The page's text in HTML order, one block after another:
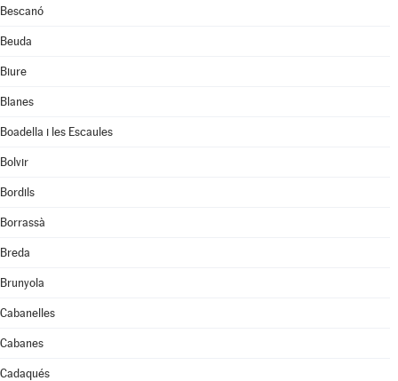
Bescanó
Beuda
Biure
Blanes
Boadella i les Escaules
Bolvir
Bordils
Borrassà
Breda
Brunyola
Cabanelles
Cabanes
Cadaqués